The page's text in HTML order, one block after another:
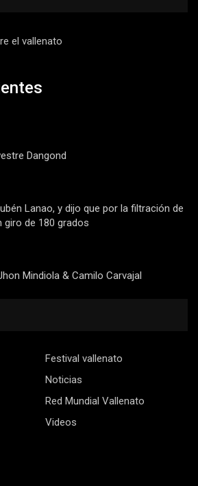
el vallenato
Dangond
Lanao, y dijo que por la filtración de
giro de 180 grados
Mindiola & Camilo Carvajal
Festival vallenato
Noticias
Red Mundial Vallenato
Videos